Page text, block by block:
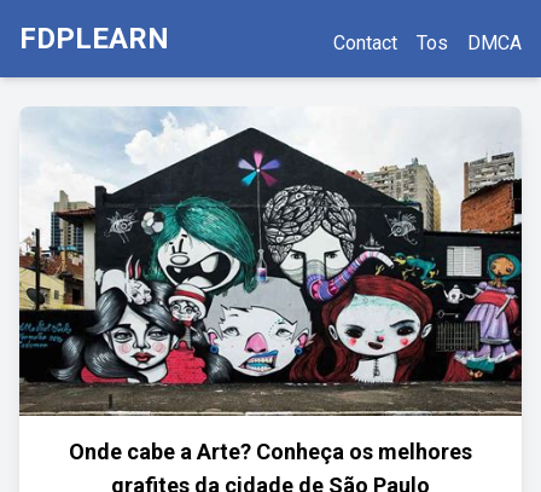
FDPLEARN Contact Tos DMCA
Onde cabe a Arte? Conheça os melhores
grafites da cidade de São Paulo